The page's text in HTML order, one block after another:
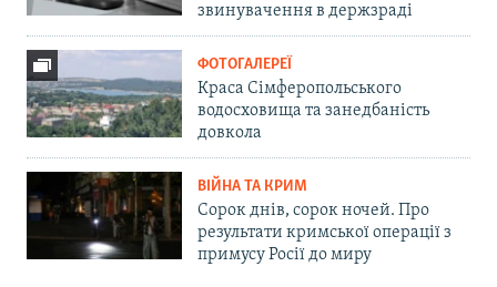
звинувачення в держзраді
ФОТОГАЛЕРЕЇ
Краса Сімферопольського
водосховища та занедбаність
довкола
ВІЙНА ТА КРИМ
Сорок днів, сорок ночей. Про
результати кримської операції з
примусу Росії до миру